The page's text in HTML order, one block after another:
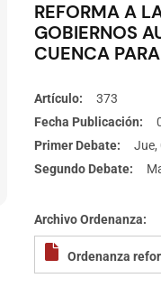
REFORMA A
GOBIERNOS
CUENCA
Artículo
373
Fecha Publicación
Primer Debate
Jue,
Segundo Debate
Archivo Ordenanza
Ordenanza